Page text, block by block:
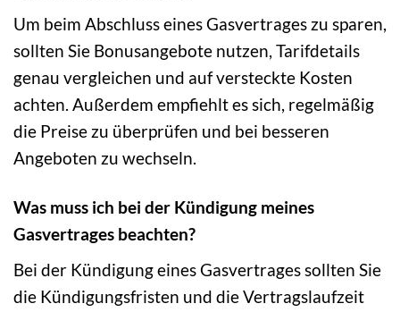
Um beim Abschluss eines Gasvertrages zu sparen,
sollten Sie Bonusangebote nutzen, Tarifdetails
genau vergleichen und auf versteckte Kosten
achten. Außerdem empfiehlt es sich, regelmäßig
die Preise zu überprüfen und bei besseren
Angeboten zu wechseln.
Was muss ich bei der Kündigung meines
Gasvertrages beachten?
Bei der Kündigung eines Gasvertrages sollten Sie
die Kündigungsfristen und die Vertragslaufzeit